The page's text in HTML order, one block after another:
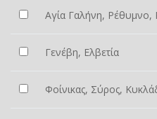
Αγία Γαλήνη, Ρέθυμνο,
Γενέβη, Ελβετία
Φοίνικας, Σύρος,